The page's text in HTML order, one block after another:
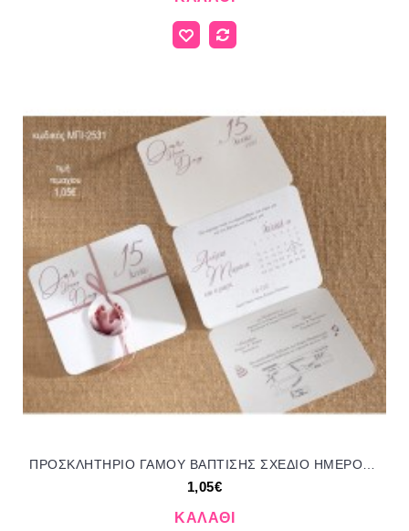
ΠΡΟΣΚΛΗΤΗΡΙΟ ΓΑΜΟΥ ΒΑΠΤΙΣΗΣ ΣΧΕΔΙΟ ΗΜΕΡΟΛΟΓΙΟ ΜΠΙ-2531 1.05€!!!
1,05€
ΚΑΛΆΘΙ